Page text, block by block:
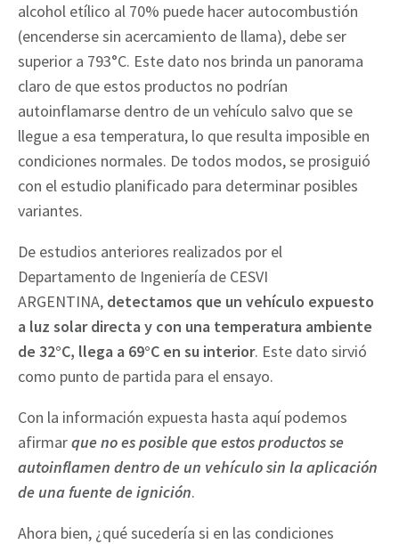
alcohol etílico al 70% puede hacer autocombustión
(encenderse sin acercamiento de llama), debe ser
superior a 793°C. Este dato nos brinda un panorama
claro de que estos productos no podrían
autoinflamarse dentro de un vehículo salvo que se
llegue a esa temperatura, lo que resulta imposible en
condiciones normales. De todos modos, se prosiguió
con el estudio planificado para determinar posibles
variantes.
De estudios anteriores realizados por el
Departamento de Ingeniería de CESVI
ARGENTINA, detectamos que un vehículo expuesto
a luz solar directa y con una temperatura ambiente
de 32°C, llega a 69°C en su interior. Este dato sirvió
como punto de partida para el ensayo.
Con la información expuesta hasta aquí podemos
afirmarque no es posible que estos productos se
autoinflamen dentro de un vehículo sin la aplicación
de una fuente de ignición.
Ahora bien, ¿qué sucedería si en las condiciones